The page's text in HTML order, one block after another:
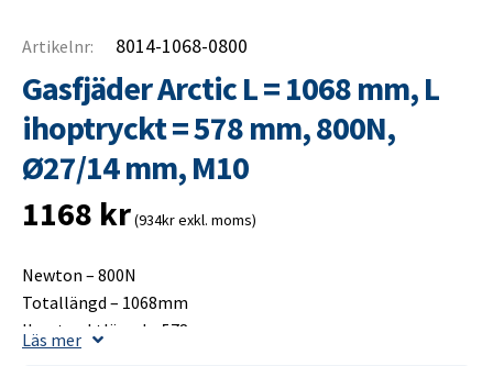
Artikelnr: 8014-1068-0800
Gasfjäder Arctic L = 1068 mm, L
ihoptryckt = 578 mm, 800N,
Ø27/14 mm, M10
1168 kr(934kr exkl. moms)
Newton – 800N
Totallängd – 1068mm
Ihoptrycktlängd – 578mm
Läs mer